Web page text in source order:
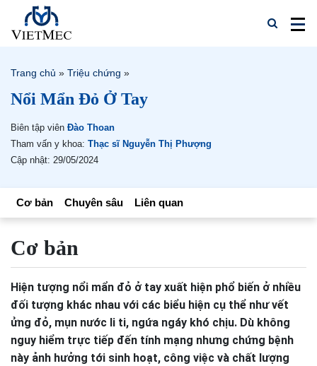
Trang chủ » Triệu chứng »
Nổi Mẩn Đỏ Ở Tay
Biên tập viên Đào Thoan
Tham vấn y khoa: Thạc sĩ Nguyễn Thị Phượng
Cập nhật: 29/05/2024
Cơ bản Chuyên sâu Liên quan
Cơ bản
Hiện tượng nổi mẩn đỏ ở tay xuất hiện phổ biến ở nhiều
đối tượng khác nhau với các biểu hiện cụ thể như vết
ửng đỏ, mụn nước li ti, ngứa ngáy khó chịu. Dù không
nguy hiểm trực tiếp đến tính mạng nhưng chứng bệnh
này ảnh hưởng tới sinh hoạt, công việc và chất lượng